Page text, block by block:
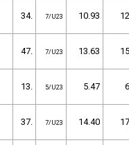
34. 7/U23 10.93
47. 7/U23 13.63
13. 5/U23 5.47
37. 7/U23 14.40